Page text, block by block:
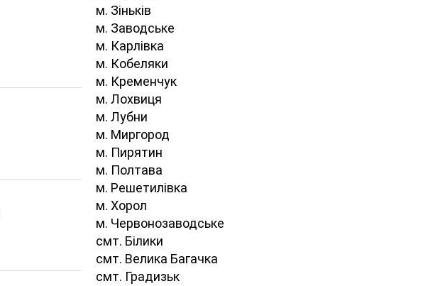
м. Зіньків
м. Заводське
м. Карлівка
м. Кобеляки
м. Кременчук
м. Лохвиця
м. Лубни
м. Миргород
м. Пирятин
м. Полтава
м. Решетилівка
м. Хорол
м. Червонозаводське
смт. Білики
смт. Велика Багачка
смт. Градизьк